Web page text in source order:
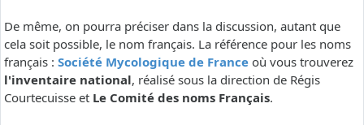
De même, on pourra préciser dans la discussion, autant que
cela soit possible, le nom français. La référence pour les noms
français : Société Mycologique de France où vous trouverez
l'inventaire national, réalisé sous la direction de Régis
Courtecuisse et Le Comité des noms Français.